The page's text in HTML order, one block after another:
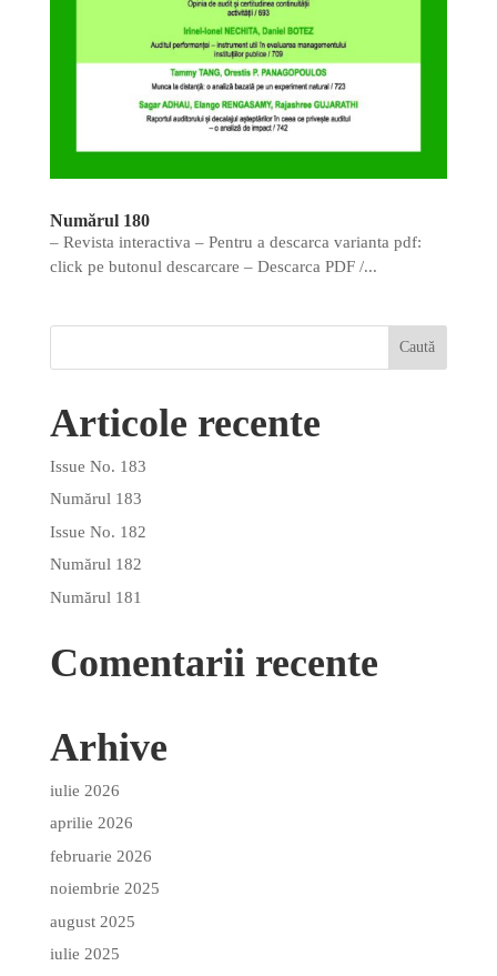
Numărul 180
– Revista interactiva – Pentru a descarca varianta pdf:
click pe butonul descarcare – Descarca PDF /...
Articole recente
Issue No. 183
Numărul 183
Issue No. 182
Numărul 182
Numărul 181
Comentarii recente
Arhive
iulie 2026
aprilie 2026
februarie 2026
noiembrie 2025
august 2025
iulie 2025